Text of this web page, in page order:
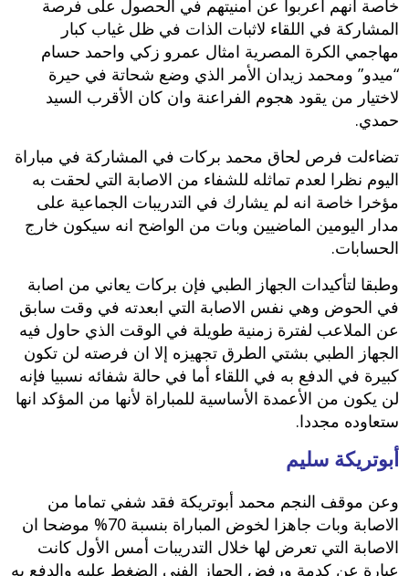
خاصة انهم اعربوا عن أمنيتهم في الحصول على فرصة
المشاركة في اللقاء لاثبات الذات في ظل غياب كبار
مهاجمي الكرة المصرية امثال عمرو زكي واحمد حسام
“ميدو” ومحمد زيدان الأمر الذي وضع شحاتة في حيرة
لاختيار من يقود هجوم الفراعنة وان كان الأقرب السيد
حمدي.
تضاءلت فرص لحاق محمد بركات في المشاركة في مباراة
اليوم نظرا لعدم تماثله للشفاء من الاصابة التي لحقت به
مؤخرا خاصة انه لم يشارك في التدريبات الجماعية على
مدار اليومين الماضيين وبات من الواضح انه سيكون خارج
الحسابات.
وطبقا لتأكيدات الجهاز الطبي فإن بركات يعاني من اصابة
في الحوض وهي نفس الاصابة التي ابعدته في وقت سابق
عن الملاعب لفترة زمنية طويلة في الوقت الذي حاول فيه
الجهاز الطبي بشتي الطرق تجهيزه إلا ان فرصته لن تكون
كبيرة في الدفع به في اللقاء أما في حالة شفائه نسبيا فإنه
لن يكون من الأعمدة الأساسية للمباراة لأنها من المؤكد انها
ستعاوده مجددا.
أبوتريكة سليم
وعن موقف النجم محمد أبوتريكة فقد شفي تماما من
الاصابة وبات جاهزا لخوض المباراة بنسبة 70% موضحا ان
الاصابة التي تعرض لها خلال التدريبات أمس الأول كانت
عبارة عن كدمة ورفض الجهاز الفني الضغط عليه والدفع به